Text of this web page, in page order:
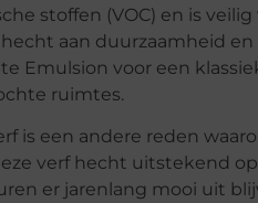
stoffen (VOC) en is
aan duurzaamheid
Emulsion voor een
ruimtes.
is een andere reden
verf hecht uitstekend op
er jarenlang mooi uit